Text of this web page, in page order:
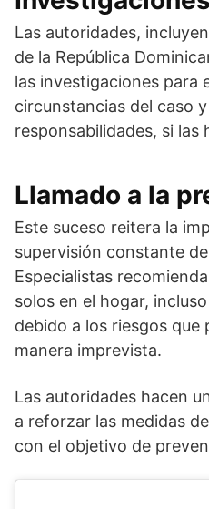
Las autoridades,
de la República
las investigaciones para
circunstancias del caso
responsabilidades, si las
Llamado a la
Este suceso reitera la
supervisión constante
Especialistas
solos en el hogar,
debido a los riesgos que
manera imprevista.
Las autoridades hacen
a reforzar las medidas
con el objetivo de